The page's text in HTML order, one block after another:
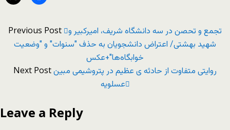
Previous Post تجمع و تحصن در سه دانشگاه شریف، امیرکبیر و
شهید بهشتی/ اعتراض دانشجویان به حذف "سنوات" و "وضعیت
خوابگاه‌ها"+عکس
Next Postروایتی متفاوت از حادثه ی عظیم در پتروشیمی مبین
عسلویه
Leave a Reply